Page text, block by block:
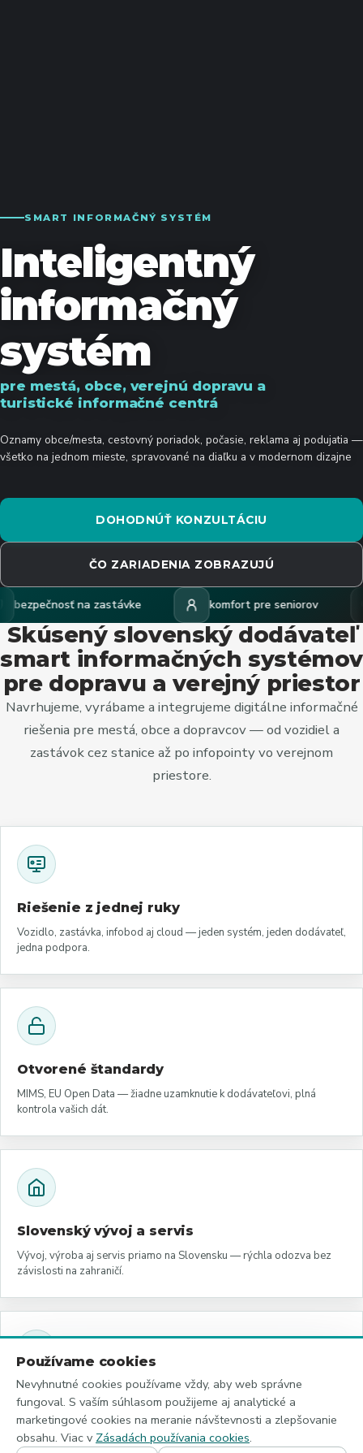
SMART INFORMAČNÝ SYSTÉM
Inteligentný
informačný
systém
pre mestá, obce, verejnú dopravu a
turistické informačné centrá
Oznamy obce/mesta, cestovný poriadok, počasie, reklama aj podujatia —
všetko na jednom mieste, spravované na diaľku a v modernom dizajne
DOHODNÚŤ KONZULTÁCIU
ČO ZARIADENIA ZOBRAZUJÚ
na zastávke komfort pre seniorov
Skúsený slovenský dodávateľ
smart informačných systémov
pre dopravu a verejný priestor
Navrhujeme, vyrábame a integrujeme digitálne informačné
riešenia pre mestá, obce a dopravcov — od vozidiel a
zastávok cez stanice až po infopointy vo verejnom
priestore.
Riešenie z jednej ruky
Vozidlo, zastávka, infobod aj cloud — jeden systém, jeden dodávateľ,
jedna podpora.
Otvorené štandardy
MIMS, EU Open Data — žiadne uzamknutie k dodávateľovi, plná
kontrola vašich dát.
Slovenský vývoj a servis
Vývoj, výroba aj servis priamo na Slovensku — rýchla odozva bez
závislosti na zahraničí.
Nízka spotreba a solár
E-papier displeje a solárne napájanie — minimálne náklady na
prevádzku, žiadna prípojka.
Používame cookies
Nevyhnutné cookies používame vždy, aby web správne
fungoval. S vaším súhlasom použijeme aj analytické a
marketingové cookies na meranie návštevnosti a zlepšovanie
obsahu. Viac v Zásadách používania cookies.